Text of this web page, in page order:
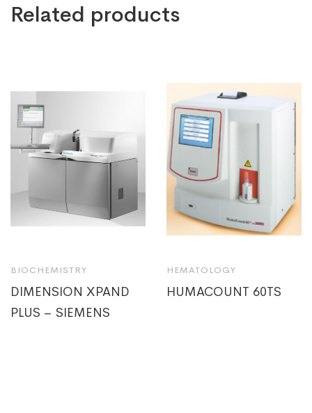
Related products
BIOCHEMISTRY
DIMENSION XPAND
PLUS – SIEMENS
HEMATOLOGY
HUMACOUNT 60TS